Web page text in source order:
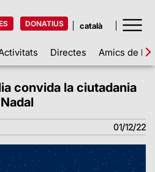
DONATIUS
Directes Amics de la
convida la ciutadania
01/12/22